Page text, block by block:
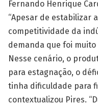
Fernando Henrique
“Apesar de estabilizar
competitividade da
demanda que foi
Nesse cenário, o
para estagnação, o
tinha dificuldade para
contextualizou Pires.